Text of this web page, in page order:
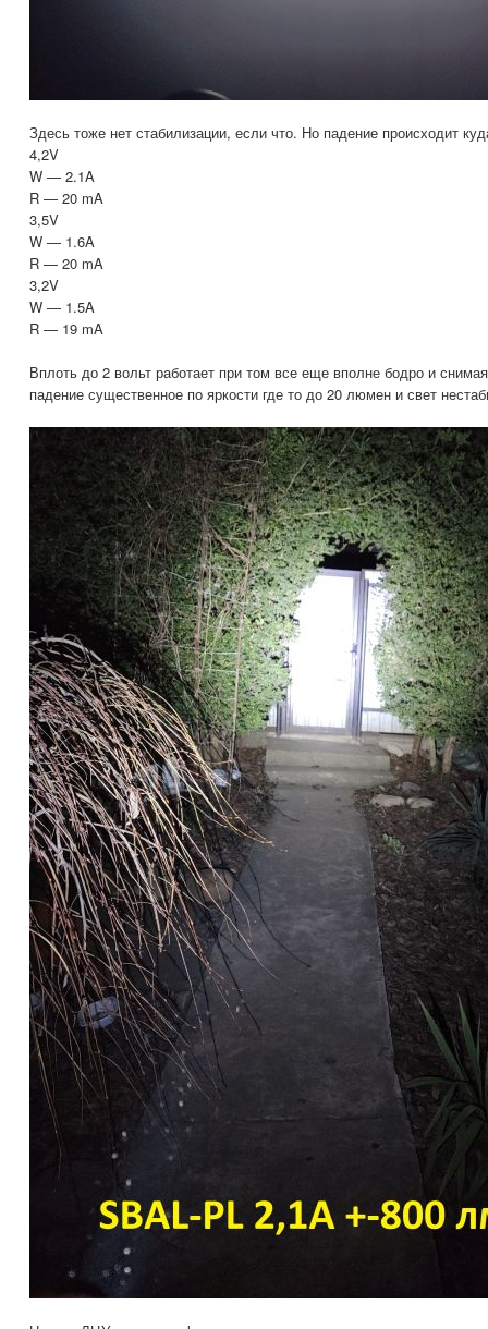
Здесь тоже нет стабилизации, если что. Но падение происходит
4,2V
W — 2.1A
R — 20 mA
3,5V
W — 1.6A
R — 20 mA
3,2V
W — 1.5A
R — 19 mA
Вплоть до 2 вольт работает при том все еще вполне бодро и
падение существенное по яркости где то до 20 люмен и свет